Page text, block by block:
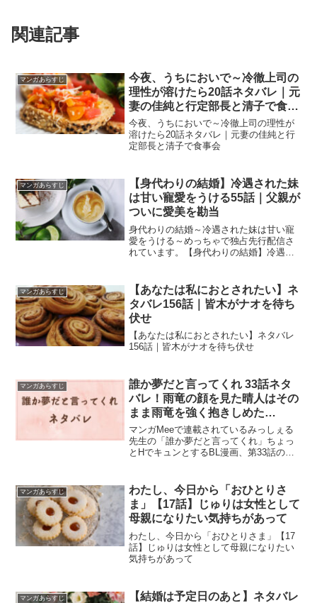
関連記事
マンガあらすじ
今夜、うちにおいで～冷徹上司の
理性が溶けたら20話ネタバレ｜元
妻の佳純と行定部長と清子で食事
会
今夜、うちにおいで～冷徹上司の理性が
溶けたら20話ネタバレ｜元妻の佳純と行
定部長と清子で食事会
マンガあらすじ
【身代わりの結婚】冷遇された妹
は甘い寵愛をうける55話｜父親が
ついに愛美を勘当
身代わりの結婚～冷遇された妹は甘い寵
愛をうける～めっちゃで独占先行配信さ
れています。【身代わりの結婚】冷遇さ
マンガあらすじ
【あなたは私におとされたい】ネ
タバレ156話｜皆木がナオを待ち
伏せ
【あなたは私におとされたい】ネタバレ
156話｜皆木がナオを待ち伏せ
マンガあらすじ
誰か夢だと言ってくれ 33話ネタ
バレ！雨竜の顔を見た晴人はその
まま雨竜を強く抱きしめた…
マンガMeeで連載されているみっしぇる
先生の「誰か夢だと言ってくれ」ちょっ
とHでキュンとするBL漫画、第33話のネ
マンガあらすじ
わたし、今日から「おひとりさ
ま」【17話】じゅりは女性として
母親になりたい気持ちがあって
わたし、今日から「おひとりさま」【17
話】じゅりは女性として母親になりたい
気持ちがあって
マンガあらすじ
【結婚は予定日のあと】ネタバレ